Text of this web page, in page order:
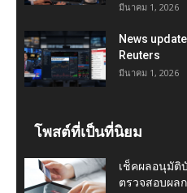
มีนาคม 1, 2026
News
Reuters
มีนาคม 1, 2026
โพสต์ที่เป็นที่นิยม
เช็คผลอนุมัติ
ตรวจสอบผล